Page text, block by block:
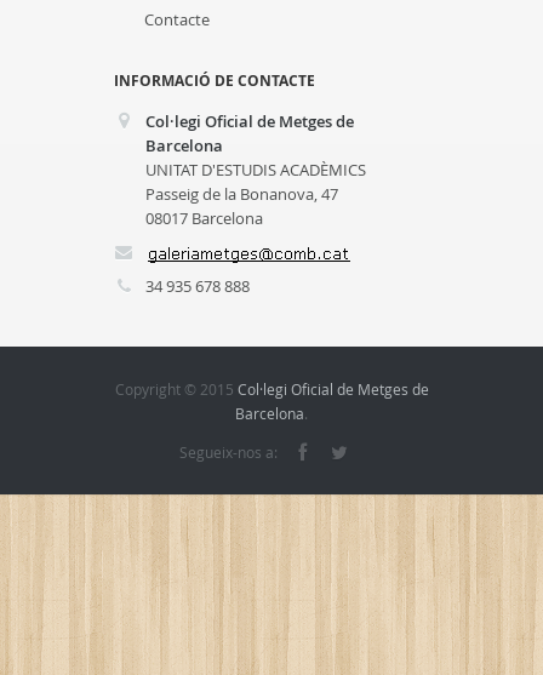
Contacte
INFORMACIÓ DE CONTACTE
Col·legi Oficial de Metges de
Barcelona
UNITAT D'ESTUDIS ACADÈMICS
Passeig de la Bonanova, 47
08017 Barcelona
34 935 678 888
Copyright © 2015 Col·legi Oficial de Metges de
Barcelona.
Segueix-nos a: